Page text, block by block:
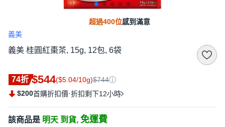
超過400位感到滿意
義美
義美 桂圓紅棗茶, 15g, 12包, 6袋
74折 $544($5.04/10g)$744
$200首購折扣價·折扣剩下12小時
該商品是 明天 到貨, 免運費